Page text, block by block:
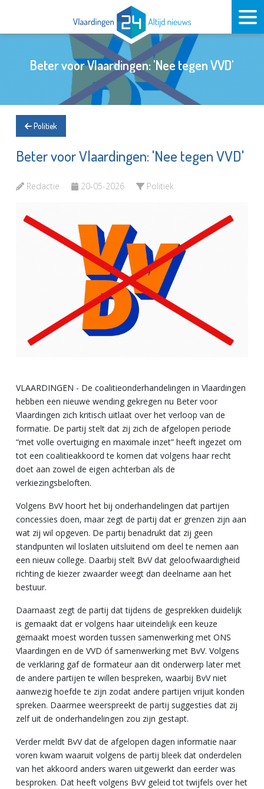
Beter voor Vlaardingen: 'Nee tegen VVD'
Politiek
Beter voor Vlaardingen: 'Nee tegen VVD'
Redactie 20-05-2026 Politiek
VLAARDINGEN - De coalitieonderhandelingen in Vlaardingen
hebben een nieuwe wending gekregen nu Beter voor
Vlaardingen zich kritisch uitlaat over het verloop van de
formatie. De partij stelt dat zij zich de afgelopen periode
“met volle overtuiging en maximale inzet” heeft ingezet om
tot een coalitieakkoord te komen dat volgens haar recht
doet aan zowel de eigen achterban als de
verkiezingsbeloften.
Volgens BvV hoort het bij onderhandelingen dat partijen
concessies doen, maar zegt de partij dat er grenzen zijn aan
wat zij wil opgeven. De partij benadrukt dat zij geen
standpunten wil loslaten uitsluitend om deel te nemen aan
een nieuw college. Daarbij stelt BvV dat geloofwaardigheid
richting de kiezer zwaarder weegt dan deelname aan het
bestuur.
Daarnaast zegt de partij dat tijdens de gesprekken duidelijk
is gemaakt dat er volgens haar uiteindelijk een keuze
gemaakt moest worden tussen samenwerking met ONS
Vlaardingen en de VVD óf samenwerking met BvV. Volgens
de verklaring gaf de formateur aan dit onderwerp later met
de andere partijen te willen bespreken, waarbij BvV niet
aanwezig hoefde te zijn zodat andere partijen vrijuit konden
spreken. Daarmee weerspreekt de partij suggesties dat zij
zelf uit de onderhandelingen zou zijn gestapt.
Verder meldt BvV dat de afgelopen dagen informatie naar
voren kwam waaruit volgens de partij bleek dat onderdelen
van het akkoord anders waren uitgewerkt dan eerder was
besproken. Dat heeft volgens BvV geleid tot twijfels over het